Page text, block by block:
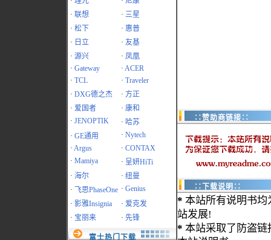
· 联想 · 三星
· 松下 · 惠普
· 日立 · 友基
· 源兴 · 凤凰
· Gateway · ACER
· TCL · Traveler
· DXG德之杰 · 方正
· 爱国者 · 康和
· JENOPTIK · 哈苏
· GE通用 · Nytech
· Argus · CONTAX
· Mamiya · 呈妍HiTi
· 海尔 · 纽曼
·
飞思PhaseOne · Genius
· 影雅Insignia · 爱克发
· 宝丽来 · 先锋
富士热门下载
∷赞助商链接∷
∷下载说明∷
* 本站所有说明书均
站发展!
* 本站采取了防盗链